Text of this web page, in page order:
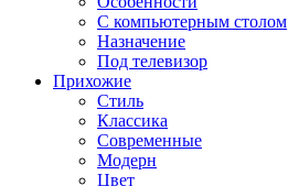
С компьютерным столом
Назначение
Под телевизор
Прихожие
Стиль
Классика
Современные
Модерн
Цвет